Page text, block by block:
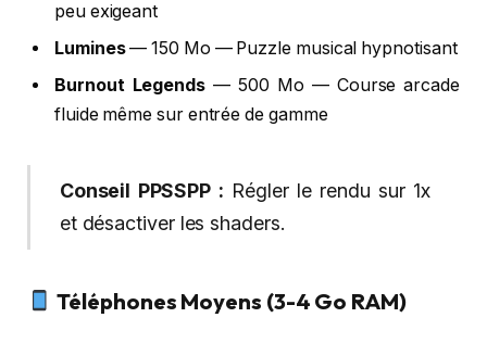
peu exigeant
Lumines— 150 Mo — Puzzle musical hypnotisant
Burnout Legends— 500 Mo — Course arcade
fluide même sur entrée de gamme
Conseil PPSSPP : Régler le rendu sur 1x
et désactiver les shaders.
Téléphones Moyens (3-4 Go RAM)